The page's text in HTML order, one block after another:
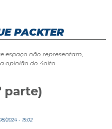
PACKTER
espaço não representam,
opinião do 4oito
parte)
2024 - 15:02